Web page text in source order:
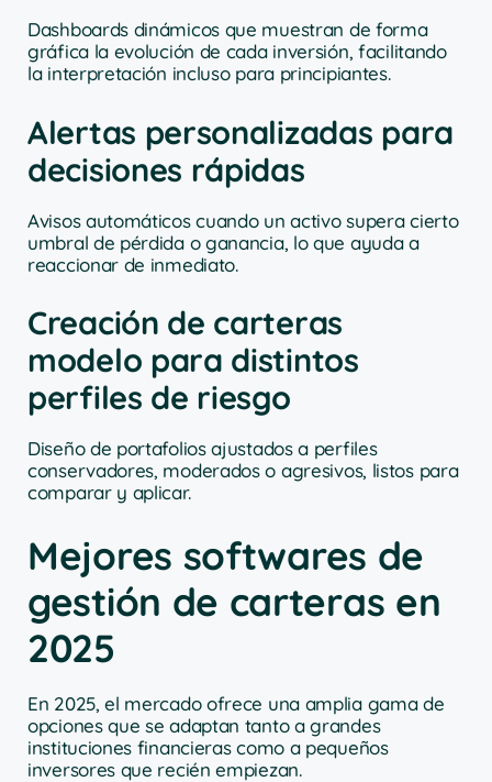
Dashboards dinámicos que muestran de forma
gráfica la evolución de cada inversión, facilitando
la interpretación incluso para principiantes.
Alertas personalizadas para
decisiones rápidas
Avisos automáticos cuando un activo supera cierto
umbral de pérdida o ganancia, lo que ayuda a
reaccionar de inmediato.
Creación de carteras
modelo para distintos
perfiles de riesgo
Diseño de portafolios ajustados a perfiles
conservadores, moderados o agresivos, listos para
comparar y aplicar.
Mejores softwares de
gestión de carteras en
2025
En 2025, el mercado ofrece una amplia gama de
opciones que se adaptan tanto a grandes
instituciones financieras como a pequeños
inversores que recién empiezan.